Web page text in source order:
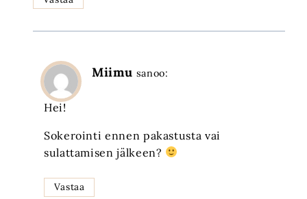
Miimu sanoo:
Hei!
Sokerointi ennen pakastusta vai
sulattamisen jälkeen?
Vastaa